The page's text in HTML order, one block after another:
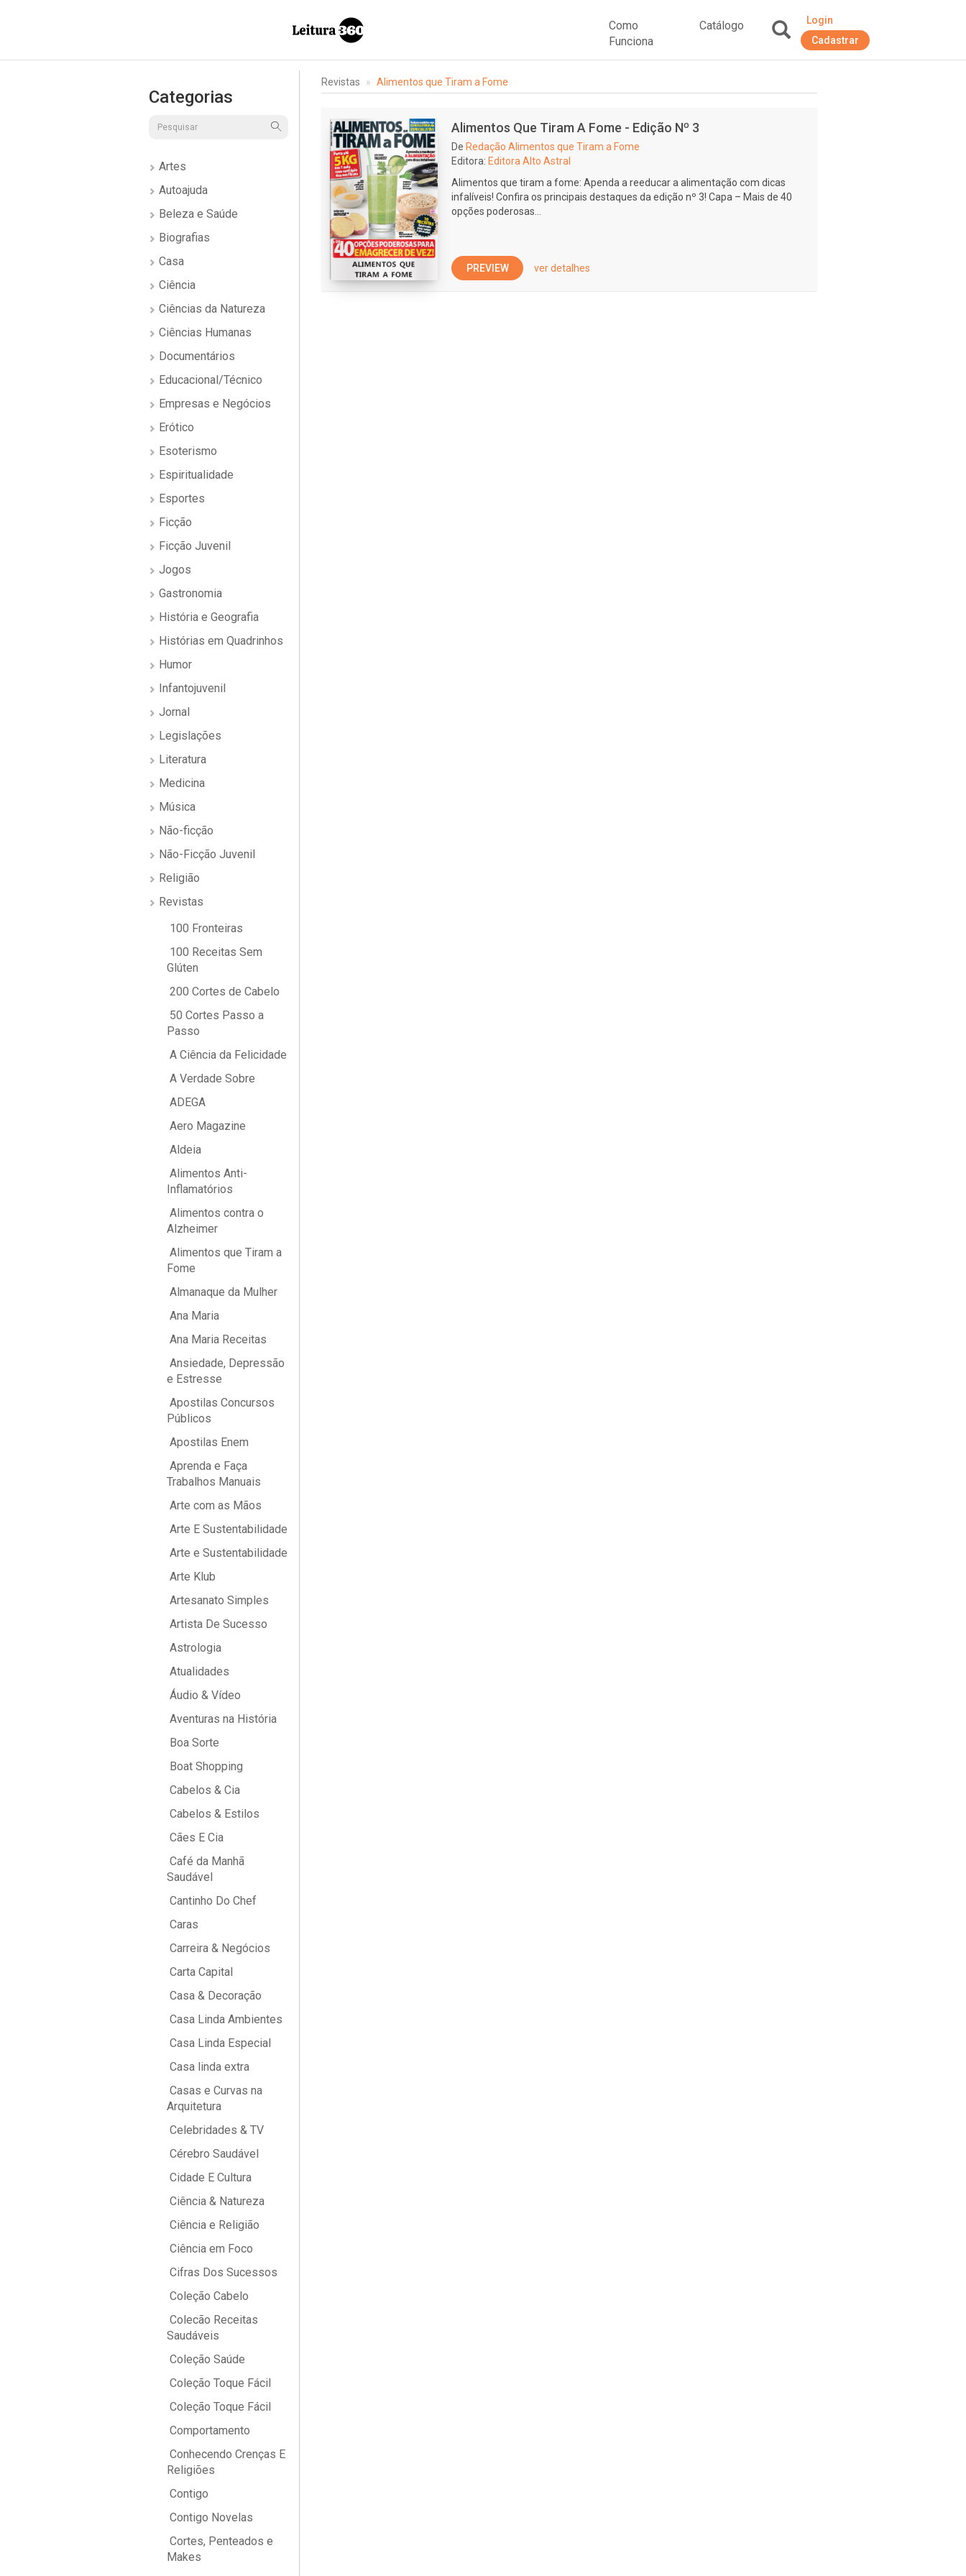
Como
Funciona
Catálogo
Login
Cadastrar
Categorias
Artes
Autoajuda
Beleza e Saúde
Biografias
Casa
Ciência
Ciências da Natureza
Ciências Humanas
Documentários
Educacional/Técnico
Empresas e Negócios
Erótico
Esoterismo
Espiritualidade
Esportes
Ficção
Ficção Juvenil
Jogos
Gastronomia
História e Geografia
Histórias em Quadrinhos
Humor
Infantojuvenil
Jornal
Legislações
Literatura
Medicina
Música
Não-ficção
Não-Ficção Juvenil
Religião
Revistas
100 Fronteiras
100 Receitas Sem
Glúten
200 Cortes de Cabelo
50 Cortes Passo a
Passo
A Ciência da Felicidade
A Verdade Sobre
ADEGA
Aero Magazine
Aldeia
Alimentos Anti-
Inflamatórios
Alimentos contra o
Alzheimer
Alimentos que Tiram a
Fome
Almanaque da Mulher
Ana Maria
Ana Maria Receitas
Ansiedade, Depressão
e Estresse
Apostilas Concursos
Públicos
Apostilas Enem
Aprenda e Faça
Trabalhos Manuais
Arte com as Mãos
Arte E Sustentabilidade
Arte e Sustentabilidade
Arte Klub
Artesanato Simples
Artista De Sucesso
Astrologia
Atualidades
Áudio & Vídeo
Aventuras na História
Boa Sorte
Boat Shopping
Cabelos & Cia
Cabelos & Estilos
Cães E Cia
Café da Manhã
Saudável
Cantinho Do Chef
Caras
Carreira & Negócios
Carta Capital
Casa & Decoração
Casa Linda Ambientes
Casa Linda Especial
Casa linda extra
Casas e Curvas na
Arquitetura
Celebridades & TV
Cérebro Saudável
Cidade E Cultura
Ciência & Natureza
Ciência e Religião
Ciência em Foco
Cifras Dos Sucessos
Coleção Cabelo
Colecão Receitas
Saudáveis
Coleção Saúde
Coleção Toque Fácil
Coleção Toque Fácil
Comportamento
Conhecendo Crenças E
Religiões
Contigo
Contigo Novelas
Cortes, Penteados e
Makes
Revistas Alimentos que Tiram a Fome
Alimentos Que Tiram A Fome - Edição Nº 3
De Redação Alimentos que Tiram a Fome
Editora: Editora Alto Astral
Alimentos que tiram a fome: Apenda a reeducar a alimentação com dicas
infalíveis! Confira os principais destaques da edição nº 3! Capa – Mais de 40
opções poderosas...
PREVIEW ver detalhes